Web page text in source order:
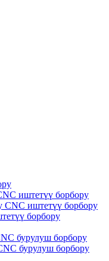
иштетүү борбору
CNC иштетүү борбору
борбору
бурулуш борбору
бурулуш борбору